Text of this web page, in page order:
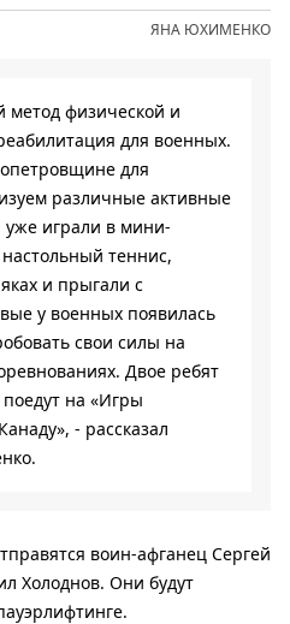
ЯНА ЮХИМЕНКО
метод физической и
для военных.
для
различные активные
играли в мини-
теннис,
и прыгали с
у военных появилась
свои силы на
Двое ребят
на «Игры
- рассказал
воин-афганец Сергей
Холоднов. Они будут